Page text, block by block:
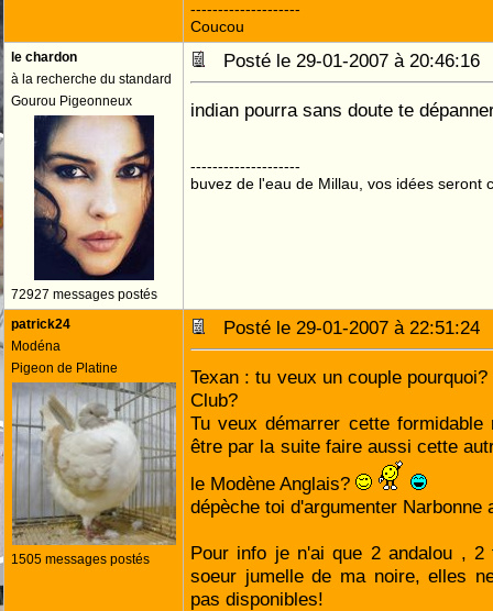
--------------------
Coucou
le chardon
à la recherche du standard
Gourou Pigeonneux
72927 messages postés
Posté le 29-01-2007 à
indian pourra sans doute te
--------------------
buvez de l'eau de Millau, vos idées seront
patrick24
Modéna
Pigeon de Platine
1505 messages postés
Posté le 29-01-2007 à
Texan : tu veux un couple
Club?
Tu veux démarrer cette
être par la suite faire aussi cette
le Modène Anglais?
dépèche toi d'argumenter Narbonne
Pour info je n'ai que 2 andalou ,
soeur jumelle de ma noire, elles
pas disponibles!